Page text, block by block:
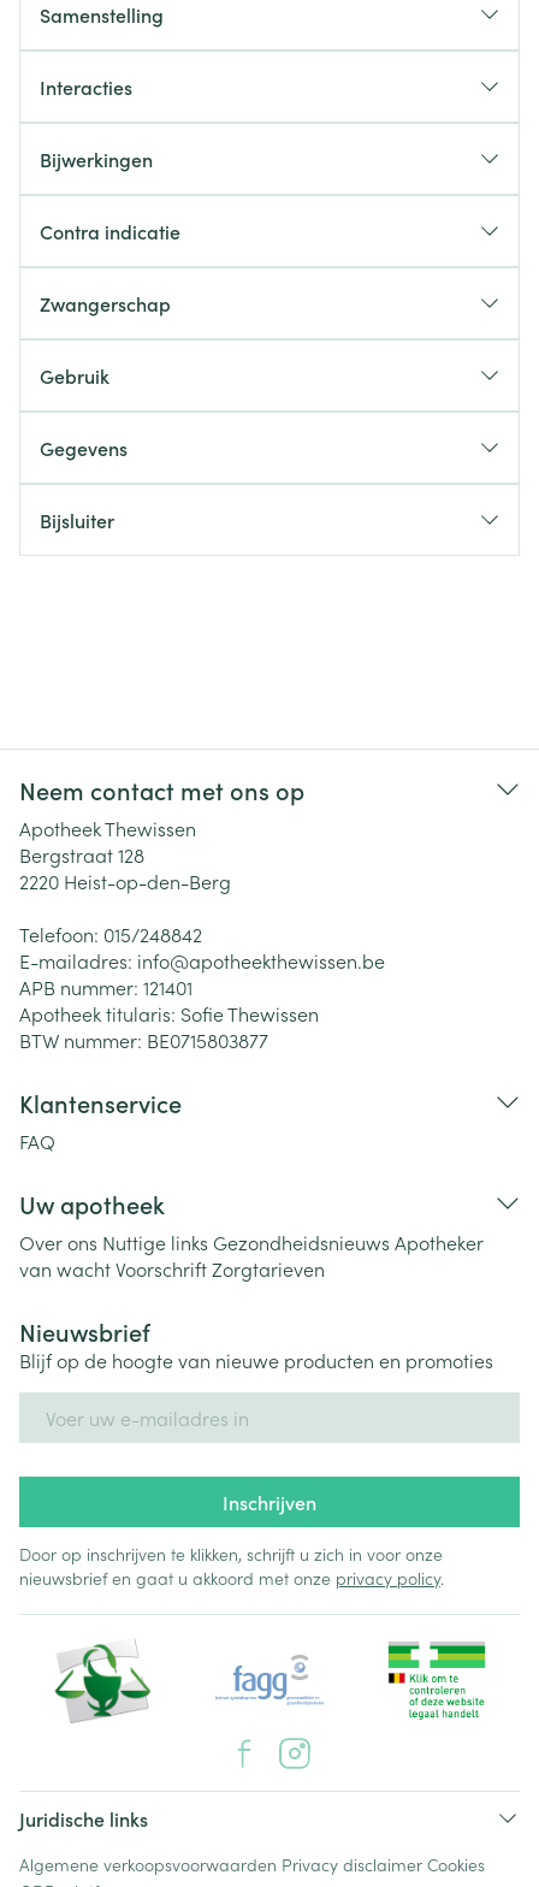
Samenstelling
Interacties
Bijwerkingen
Contra indicatie
Zwangerschap
Gebruik
Gegevens
Bijsluiter
Neem contact met ons op
Apotheek Thewissen
Bergstraat 128
2220 Heist-op-den-Berg
Telefoon: 015/248842
E-mailadres: info@apotheekthewissen.be
APB nummer: 121401
Apotheek titularis: Sofie Thewissen
BTW nummer: BE0715803877
Klantenservice
FAQ
Uw apotheek
Over ons Nuttige links Gezondheidsnieuws Apotheker
van wachtVoorschriftZorgtarieven
Nieuwsbrief
Blijf op de hoogte van nieuwe producten en promoties
Inschrijven
Door op inschrijven te klikken, schrijft u zich in voor onze
nieuwsbrief en gaat u akkoord met onze privacy policy.
Juridische links
Algemene verkoopsvoorwaarden Privacy disclaimer Cookies